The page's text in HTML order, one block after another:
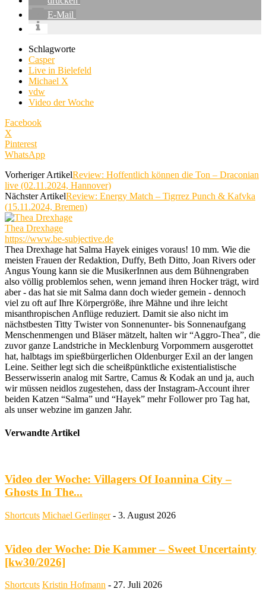
E-Mail
Schlagworte
Casper
Live in Bielefeld
Michael X
vdw
Video der Woche
Facebook
X
Pinterest
WhatsApp
Vorheriger ArtikelReview: Hoffentlich können die Ton – Draconian
live (02.11.2024, Hannover)
Nächster ArtikelReview: Energy Match – Tigrrez Punch & Kafvka
(15.11.2024, Bremen)
Thea Drexhage
https://www.be-subjective.de
Thea Drexhage hat Salma Hayek einiges voraus! 10 mm. Wie die
meisten Frauen der Redaktion, Duffy, Beth Ditto, Joan Rivers oder
Angus Young kann sie die MusikerInnen aus dem Bühnengraben
also völlig problemlos sehen, wenn jemand ihren Hocker trägt, wird
aber - das hat sie mit Salma dann doch wieder gemein - dennoch
viel zu oft auf Ihre Körpergröße, ihre Mähne und ihre leicht
misanthropischen Anflüge reduziert. Damit sie also nicht im
nächstbesten Titty Twister von Sonnenunter- bis Sonnenaufgang
Menschenmengen und Bläser mätzelt, halten wir “Aggro-Thea”, die
zuvor ganze Landstriche in Mecklenburg Vorpommern ausgerottet
hat, halbtags im spießbürgerlichen Oldenburger Exil an der langen
Leine. Seither legt sich die scheißpünktliche existentialistische
Besserwisserin analog mit Sartre, Camus & Kodak an und ja, auch
wir müssen neidlos zugestehen, dass der Instagram-Account ihrer
beiden Katzen “Salma” und “Hayek” mehr Follower pro Tag hat,
als unser webzine im ganzen Jahr.
Verwandte Artikel
Video der Woche: Villagers Of Ioannina City –
Ghosts In The...
Shortcuts Michael Gerlinger - 3. August 2026
Video der Woche: Die Kammer – Sweet Uncertainty
[kw30/2026]
Shortcuts Kristin Hofmann - 27. Juli 2026